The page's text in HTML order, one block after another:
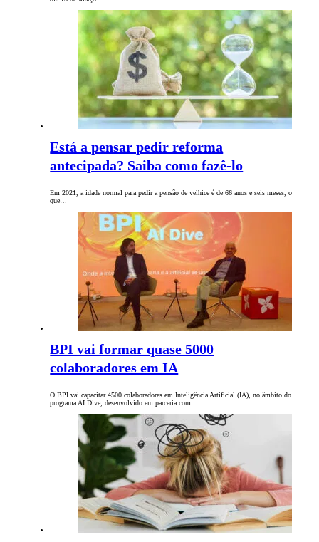
Está a pensar pedir reforma
antecipada? Saiba como fazê-lo
Em 2021, a idade normal para pedir a pensão de velhice é de 66 anos e seis meses, o
que…
BPI vai formar quase 5000
colaboradores em IA
O BPI vai capacitar 4500 colaboradores em Inteligência Artificial (IA), no âmbito do
programa AI Dive, desenvolvido em parceria com…